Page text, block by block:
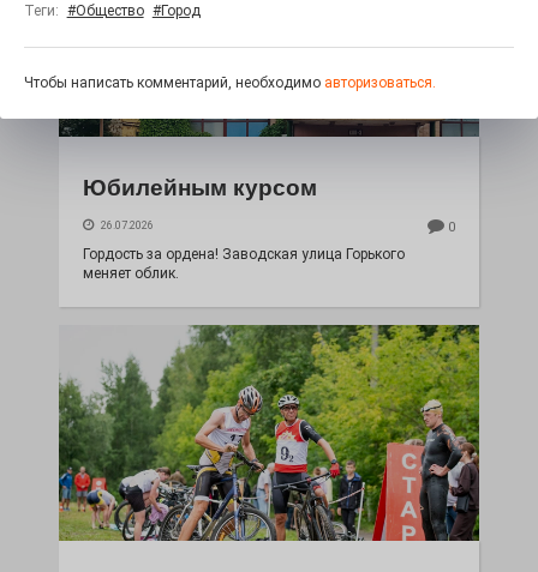
Юбилейным курсом
26.07.2026 0
Гордость за ордена! Заводская улица Горького
меняет облик.
Теги: #Общество #Город
Чтобы написать комментарий, необходимо авторизоваться.